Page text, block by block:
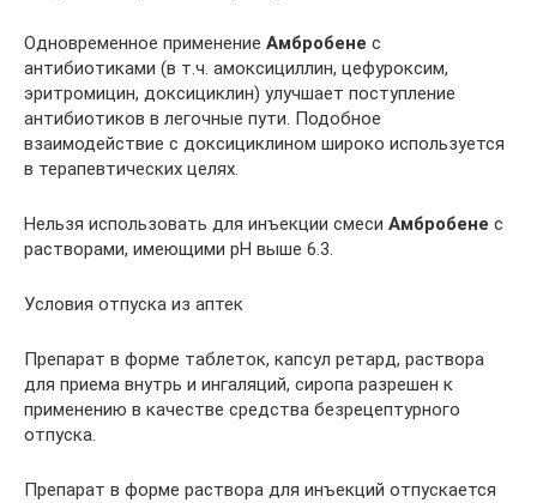
Одновременное применение Амбробене с
антибиотиками (в т.ч. амоксициллин, цефуроксим,
эритромицин, доксициклин) улучшает поступление
антибиотиков в легочные пути. Подобное
взаимодействие с доксициклином широко используется
в терапевтических целях.
Нельзя использовать для инъекции смеси Амбробене с
растворами, имеющими рН выше 6.3.
Условия отпуска из аптек
Препарат в форме таблеток, капсул ретард, раствора
для приема внутрь и ингаляций, сиропа разрешен к
применению в качестве средства безрецептурного
отпуска.
Препарат в форме раствора для инъекций отпускается